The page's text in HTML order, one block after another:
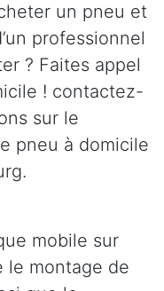
un pneu et
professionnel
? Faites appel
! contactez-
sur le
pneu à domicile
mobile sur
le montage de